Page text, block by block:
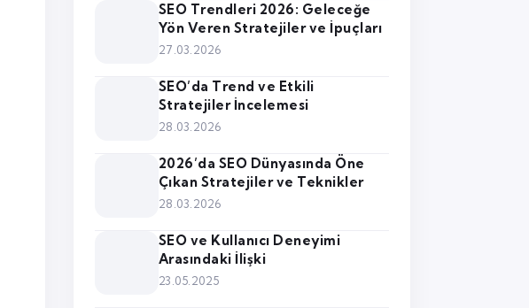
SEO Trendleri 2026: Geleceğe
Yön Veren Stratejiler ve İpuçları
27.03.2026
SEO’da Trend ve Etkili
Stratejiler İncelemesi
28.03.2026
2026’da SEO Dünyasında Öne
Çıkan Stratejiler ve Teknikler
28.03.2026
SEO ve Kullanıcı Deneyimi
Arasındaki İlişki
23.05.2025